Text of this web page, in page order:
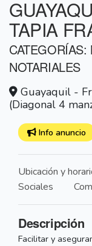
TAPIA
NOTARIALES
Guayaquil -
(Diagonal 4
Info anuncio
Ubicación y
Sociales
Descripción
Facilitar y